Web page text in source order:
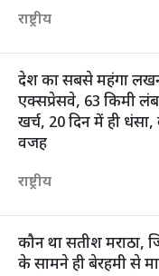
राष्ट्रीय
देश का सबसे महंगा
एक्सप्रेसवे, 63 किमी
खर्च, 20 दिन में ही
वजह
राष्ट्रीय
कौन था सतीश मराठा,
के सामने ही बेरहमी से